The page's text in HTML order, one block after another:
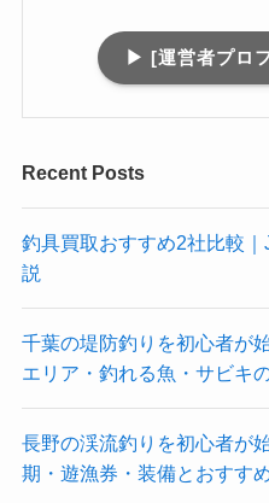
▶︎ [運営者プロ
Recent Posts
釣具買取おすすめ2社比較
説
千葉の堤防釣りを初心者が
エリア・釣れる魚・サビキ
長野の渓流釣りを初心者が
期・遊漁券・装備とおすす